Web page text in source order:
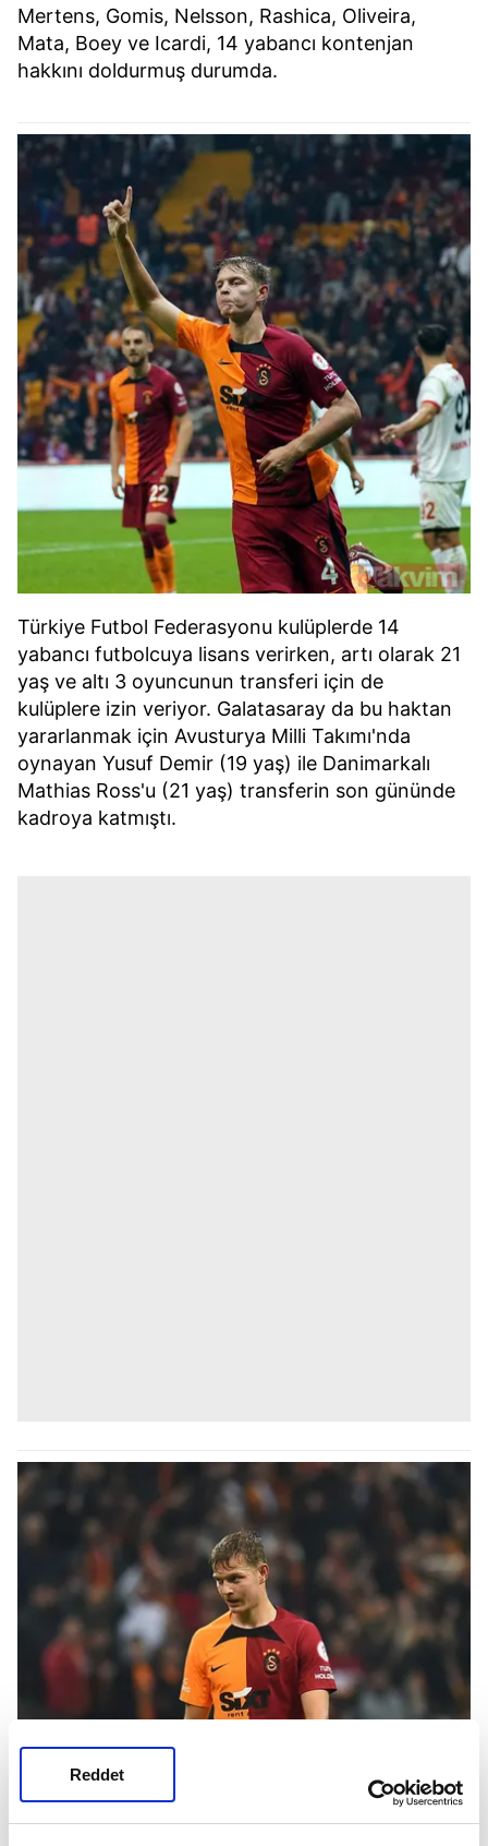
Reddet
Mertens, Gomis, Nelsson, Rashica, Oliveira,
Mata, Boey ve Icardi, 14 yabancı kontenjan
hakkını doldurmuş durumda.
Türkiye Futbol Federasyonu kulüplerde 14
yabancı futbolcuya lisans verirken, artı olarak 21
yaş ve altı 3 oyuncunun transferi için de
kulüplere izin veriyor. Galatasaray da bu haktan
yararlanmak için Avusturya Milli Takımı'nda
oynayan Yusuf Demir (19 yaş) ile Danimarkalı
Mathias Ross'u (21 yaş) transferin son gününde
kadroya katmıştı.